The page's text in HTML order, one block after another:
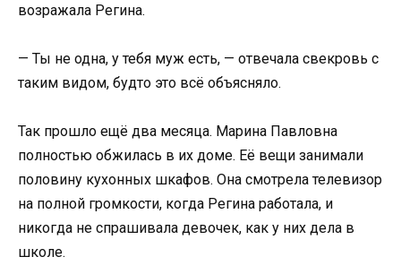
возражала Регина.
— Ты не одна, у тебя муж есть, — отвечала свекровь с
таким видом, будто это всё объясняло.
Так прошло ещё два месяца. Марина Павловна
полностью обжилась в их доме. Её вещи занимали
половину кухонных шкафов. Она смотрела телевизор
на полной громкости, когда Регина работала, и
никогда не спрашивала девочек, как у них дела в
школе.